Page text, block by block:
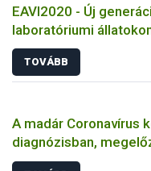
EAVI2020 - Új
laboratóriumi
TOVÁBB
A madár Coronavírus
diagnózisban,